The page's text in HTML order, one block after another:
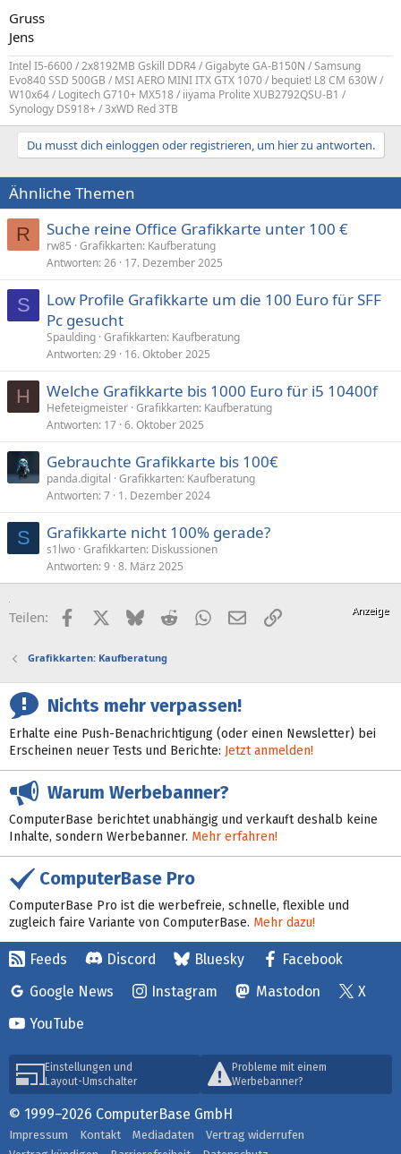
Gruss
Jens
Intel I5-6600 / 2x8192MB Gskill DDR4 / Gigabyte GA-B150N / Samsung
Evo840 SSD 500GB / MSI AERO MINI ITX GTX 1070 / bequiet! L8 CM 630W /
W10x64 / Logitech G710+ MX518 / iiyama Prolite XUB2792QSU-B1 /
Synology DS918+ / 3xWD Red 3TB
Du musst dich einloggen oder registrieren, um hier zu antworten.
Ähnliche Themen
R Suche reine Office Grafikkarte unter 100 €
rw85 Grafikkarten: Kaufberatung
Antworten 26 17. Dezember 2025
S
Low Profile Grafikkarte um die 100 Euro für SFF
Pc gesucht
Spaulding Grafikkarten: Kaufberatung
Antworten 29 16. Oktober 2025
H Welche Grafikkarte bis 1000 Euro für i5 10400f
Hefeteigmeister Grafikkarten: Kaufberatung
Antworten 17 6. Oktober 2025
Gebrauchte Grafikkarte bis 100€
panda.digital Grafikkarten: Kaufberatung
Antworten 7 1. Dezember 2024
S Grafikkarte nicht 100% gerade?
s1lwo Grafikkarten: Diskussionen
Antworten 9 8. März 2025
Teilen: FacebookX (Twitter)
BlueskyRedditWhatsApp
E-MailLink
Grafikkarten: Kaufberatung
Nichts mehr verpassen!
Erhalte eine Push-Benachrichtigung (oder einen Newsletter) bei
Erscheinen neuer Tests und Berichte: Jetzt anmelden!
Warum Werbebanner?
ComputerBase berichtet unabhängig und verkauft deshalb keine
Inhalte, sondern Werbebanner. Mehr erfahren!
ComputerBase Pro
ComputerBase Pro ist die werbefreie, schnelle, flexible und
zugleich faire Variante von ComputerBase. Mehr dazu!
Feeds Discord Bluesky
Facebook
Google News
Instagram Mastodon
X
YouTube
Einstellungen und
Layout-Umschalter
Probleme mit einem
Werbebanner?
© 1999–2026 ComputerBase GmbH
Impressum Kontakt Mediadaten
Vertrag widerrufen